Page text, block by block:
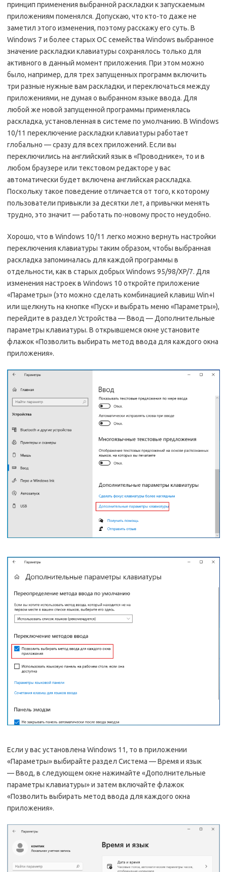
принцип применения выбранной раскладки к запускаемым
приложениям поменялся. Допускаю, что кто-то даже не
заметил этого изменения, поэтому расскажу его суть. В
Windows 7 и более старых ОС семейства Windows выбранное
значение раскладки клавиатуры сохранялось только для
активного в данный момент приложения. При этом можно
было, например, для трех запущенных программ включить
три разные нужные вам раскладки, и переключаться между
приложениями, не думая о выбранном языке ввода. Для
любой же новой запущенной программы применялась
раскладка, установленная в системе по умолчанию. В Windows
10/11 переключение раскладки клавиатуры работает
глобально — сразу для всех приложений. Если вы
переключились на английский язык в «Проводнике», то и в
любом браузере или текстовом редакторе у вас
автоматически будет включена английская раскладка.
Поскольку такое поведение отличается от того, к которому
пользователи привыкли за десятки лет, а привычки менять
трудно, это значит — работать по-новому просто неудобно.
Хорошо, что в Windows 10/11 легко можно вернуть настройки
переключения клавиатуры таким образом, чтобы выбранная
раскладка запоминалась для каждой программы в
отдельности, как в старых добрых Windows 95/98/XP/7. Для
изменения настроек в Windows 10 откройте приложение
«Параметры» (это можно сделать комбинацией клавиш Win+I
или щелкнуть на кнопке «Пуск» и выбрать меню «Параметры»),
перейдите в раздел Устройства — Ввод — Дополнительные
параметры клавиатуры. В открывшемся окне установите
флажок «Позволить выбирать метод ввода для каждого окна
приложения».
Если у вас установлена Windows 11, то в приложении
«Параметры» выбирайте раздел Система — Время и язык
— Ввод, в следующем окне нажимайте «Дополнительные
параметры клавиатуры» и затем включайте флажок
«Позволить выбирать метод ввода для каждого окна
приложения».